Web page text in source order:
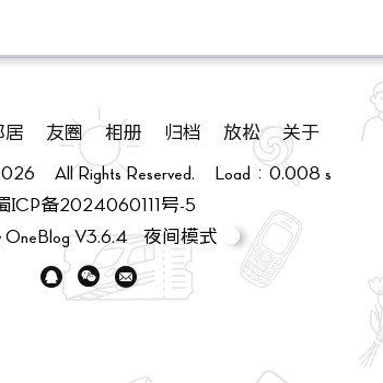
居 友圈 相册 归档 放松
关于
All Rights Reserved. Load：0.008 s
ICP备2024060111号-5
OneBlogV3.6.4 夜间模式